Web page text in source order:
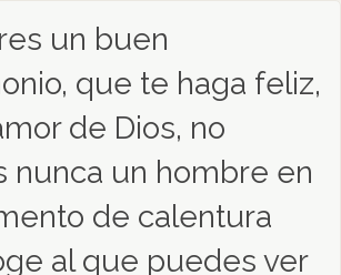
un buen
que te haga feliz,
de Dios, no
nunca un hombre en
de calentura
al que puedes ver